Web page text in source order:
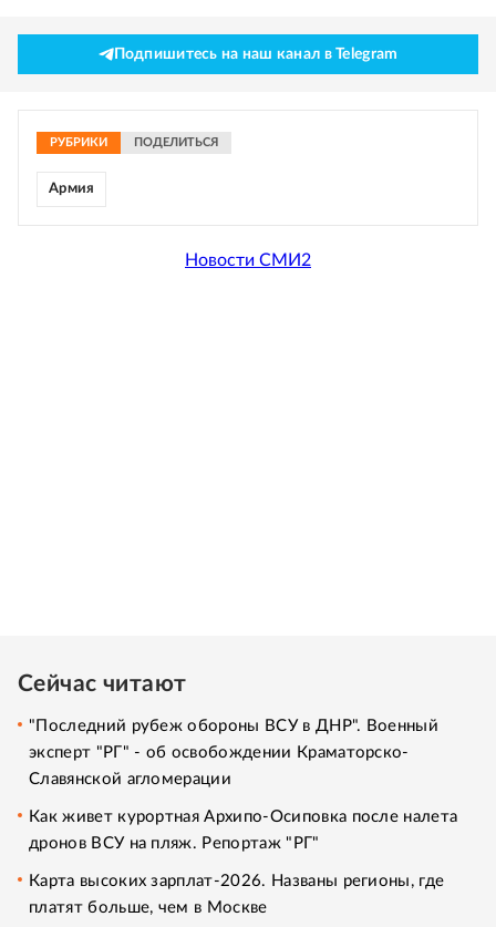
Подпишитесь на наш канал в Telegram
РУБРИКИ ПОДЕЛИТЬСЯ
Армия
Новости СМИ2
Сейчас читают
"Последний рубеж обороны ВСУ в ДНР". Военный
эксперт "РГ" - об освобождении Краматорско-
Славянской агломерации
Как живет курортная Архипо-Осиповка после налета
дронов ВСУ на пляж. Репортаж "РГ"
Карта высоких зарплат-2026. Названы регионы, где
платят больше, чем в Москве